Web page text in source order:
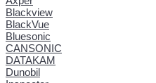
Blackview
BlackVue
Bluesonic
CANSONIC
DATAKAM
Dunobil